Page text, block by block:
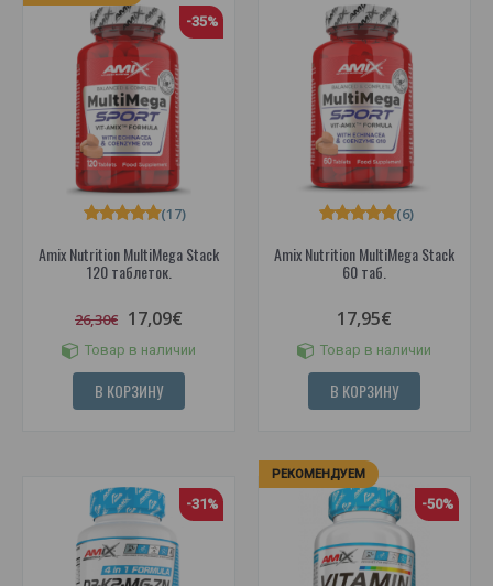
-35%
Amix Nutrition MultiMega Stack
120 таблеток.
(17)
26,30€ 17,09€
Товар в наличии
В КОРЗИНУ
Amix Nutrition MultiMega Stack
60 таб.
(6)
17,95€
Товар в наличии
В КОРЗИНУ
-31%
РЕКОМЕНДУЕМ
-50%